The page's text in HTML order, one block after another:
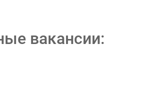
вакансии: